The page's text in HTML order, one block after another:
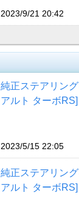
2023/9/21 20:42
純正ステアリン
アルト ターボRS]
2023/5/15 22:05
純正ステアリン
アルト ターボRS]